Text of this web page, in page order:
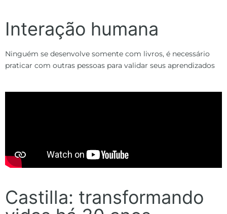
Interação humana
Ninguém se desenvolve somente com livros, é necessário
praticar com outras pessoas para validar seus aprendizados
Castilla: transformando